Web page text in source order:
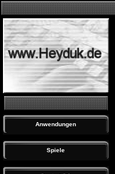
Anwendungen
Spiele